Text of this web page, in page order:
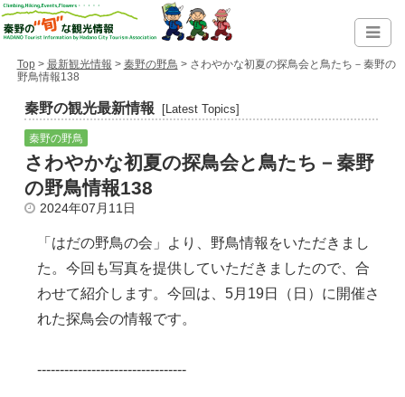
Top> 最新観光情報 > 秦野の野鳥 > さわやかな初夏の探鳥会と鳥たち－秦野の
野鳥情報138
秦野の観光最新情報 [Latest Topics]
秦野の野鳥
さわやかな初夏の探鳥会と鳥たち－秦野
の野鳥情報138
2024年07月11日
「はだの野鳥の会」より、野鳥情報をいただきまし
た。今回も写真を提供していただきましたので、合
わせて紹介します。今回は、5月19日（日）に開催さ
れた探鳥会の情報です。
---------------------------------